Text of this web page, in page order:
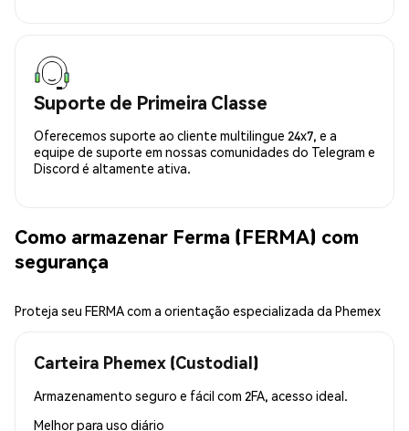
Suporte de Primeira Classe
Oferecemos suporte ao cliente multilingue 24x7, e a
equipe de suporte em nossas comunidades do Telegram e
Discord é altamente ativa.
Como armazenar Ferma (FERMA) com
segurança
Proteja seu FERMA com a orientação especializada da Phemex
Carteira Phemex (Custodial)
Armazenamento seguro e fácil com 2FA, acesso ideal.
Melhor para uso diário